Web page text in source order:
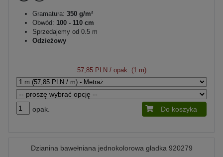
Gramatura: 350 g/m²
Obwód: 100 - 110 cm
Sprzedajemy od 0.5 m
Odzieżowy
57,85 PLN/ opak. (1 m)
opak. Do koszyka
Dzianina bawełniana jednokolorowa gładka 920279